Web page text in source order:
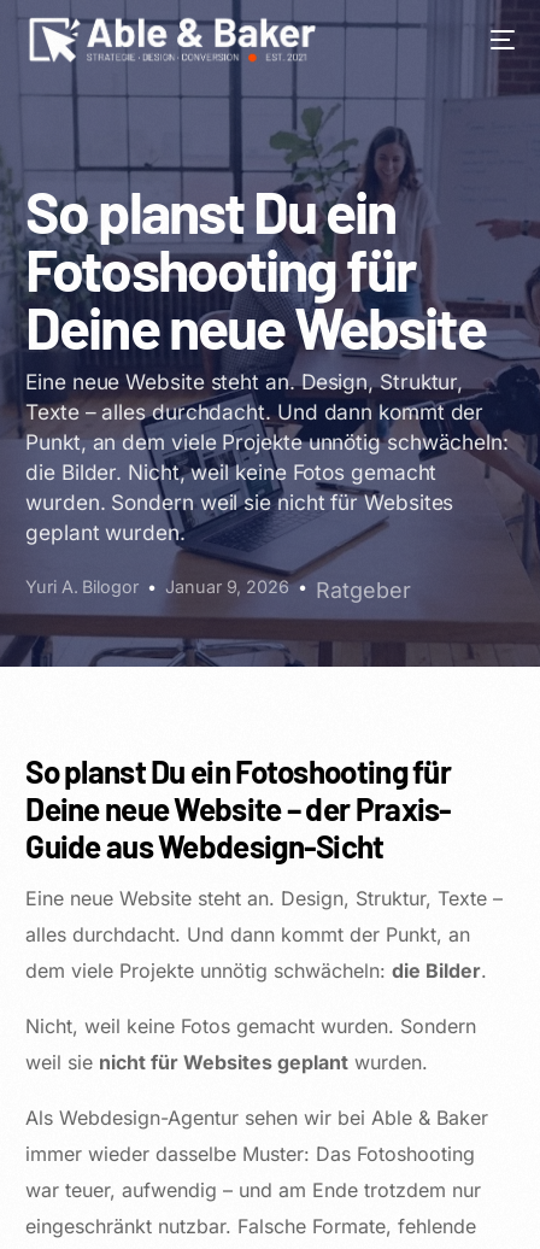
So planst Du ein
Fotoshooting für
Deine neue Website
Eine neue Website steht an. Design, Struktur,
Texte – alles durchdacht. Und dann kommt der
Punkt, an dem viele Projekte unnötig schwächeln:
die Bilder. Nicht, weil keine Fotos gemacht
wurden. Sondern weil sie nicht für Websites
geplant wurden.
Yuri A. Bilogor Januar 9, 2026 Ratgeber
So planst Du ein Fotoshooting für
Deine neue Website – der Praxis-
Guide aus Webdesign-Sicht
Eine neue Website steht an. Design, Struktur, Texte –
alles durchdacht. Und dann kommt der Punkt, an
dem viele Projekte unnötig schwächeln:die Bilder.
Nicht, weil keine Fotos gemacht wurden. Sondern
weil sie nicht für Websites geplant wurden.
Als Webdesign-Agentur sehen wir bei Able & Baker
immer wieder dasselbe Muster: Das Fotoshooting
war teuer, aufwendig – und am Ende trotzdem nur
eingeschränkt nutzbar. Falsche Formate, fehlende